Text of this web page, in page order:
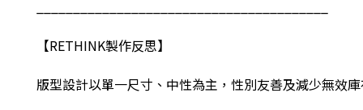
【RETHINK製作反思】
版型設計以單一尺寸、中性為主，性別友善及減少無效